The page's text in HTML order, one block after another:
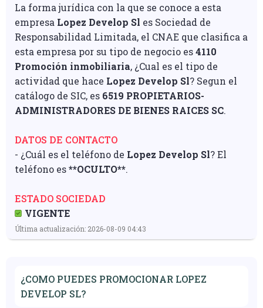
La forma jurídica con la que se conoce a esta
empresa Lopez Develop Sl es Sociedad de
Responsabilidad Limitada, el CNAE que clasifica a
esta empresa por su tipo de negocio es4110
Promoción inmobiliaria, ¿Cual es el tipo de
actividad que hace Lopez Develop Sl? Segun el
catálogo de SIC, es 6519 PROPIETARIOS-
ADMINISTRADORES DE BIENES RAICES SC.
DATOS DE CONTACTO
- ¿Cuál es el teléfono de Lopez Develop Sl? El
teléfono es**OCULTO**.
ESTADO SOCIEDAD
VIGENTE
Última actualización: 2026-08-09 04:43
¿COMO PUEDES PROMOCIONAR LOPEZ
DEVELOP SL?